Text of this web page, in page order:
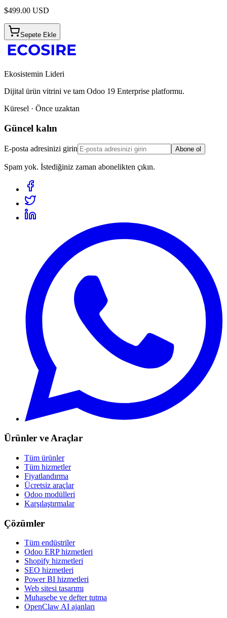
$499.00 USD
Sepete Ekle
Ekosistemin Lideri
Dijital ürün vitrini ve tam Odoo 19 Enterprise platformu.
Küresel · Önce uzaktan
Güncel kalın
E-posta adresinizi girin Abone ol
Spam yok. İstediğiniz zaman abonelikten çıkın.
Ürünler ve Araçlar
Tüm ürünler
Tüm hizmetler
Fiyatlandırma
Ücretsiz araçlar
Odoo modülleri
Karşılaştırmalar
Çözümler
Tüm endüstriler
Odoo ERP hizmetleri
Shopify hizmetleri
SEO hizmetleri
Power BI hizmetleri
Web sitesi tasarımı
Muhasebe ve defter tutma
OpenClaw AI ajanları